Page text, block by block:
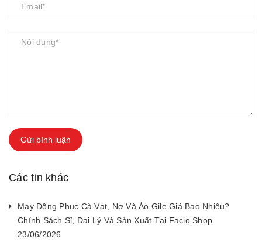
Gửi bình luận
Các tin khác
May Đồng Phục Cà Vạt, Nơ Và Áo Gile Giá Bao Nhiêu?
Chính Sách Sỉ, Đại Lý Và Sản Xuất Tại Facio Shop
23/06/2026